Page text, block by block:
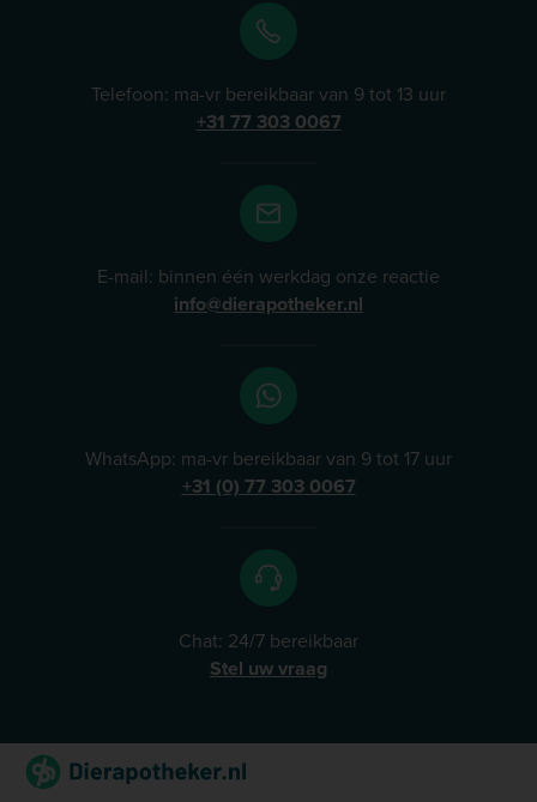
Telefoon: ma-vr bereikbaar van 9 tot 13 uur
+31 77 303 0067
E-mail: binnen één werkdag onze reactie
info@dierapotheker.nl
WhatsApp: ma-vr bereikbaar van 9 tot 17 uur
+31 (0) 77 303 0067
Chat: 24/7 bereikbaar
Stel uw vraag